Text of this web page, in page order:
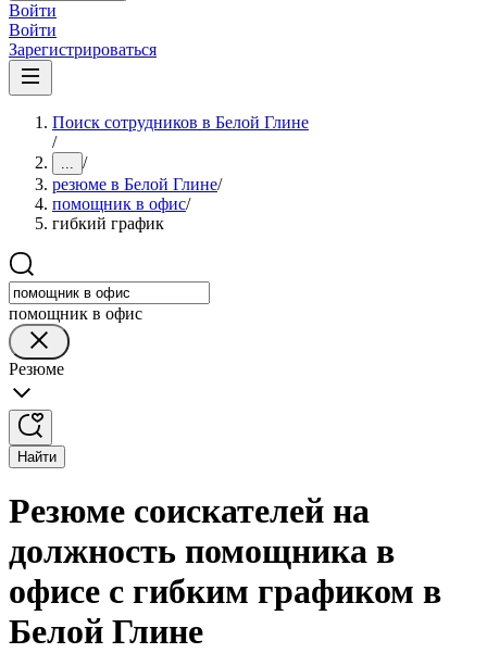
Войти
Войти
Зарегистрироваться
Поиск сотрудников в Белой Глине
/
... /
резюме в Белой Глине/
помощник в офис/
гибкий график
помощник в офис
Резюме
Найти
Резюме соискателей на
должность помощника в
офисе с гибким графиком в
Белой Глине